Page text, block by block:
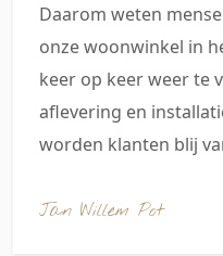
Daarom weten
onze woonwinkel in
keer op keer weer te
aflevering en
worden klanten blij
Jan Willem Pot